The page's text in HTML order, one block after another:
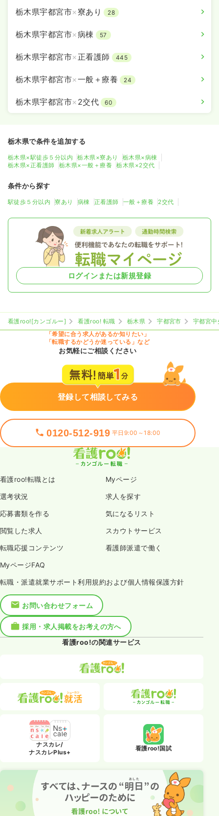
栃木県宇都宮市×寮あり 28
栃木県宇都宮市×病棟 57
栃木県宇都宮市× 正看護師 445
栃木県宇都宮市×一般＋療養 24
栃木県宇都宮市× 2交代 60
栃木県で条件を追加する
栃木県×駅徒歩５分以内 栃木県×寮あり
栃木県×病棟
栃木県×正看護師
栃木県×一般＋療養 栃木県×2交代
条件から探す
駅徒歩５分以内 寮あり 病棟 正看護師 一般＋療養 2交代
ログインまたは新規登録
看護roo![カンゴルー] 看護roo! 転職 栃木県 宇都宮市
宇都宮中
「希望に合う求人があるか知りたい」
「転職するかどうか迷っている」など
お気軽にご相談ください
登録して相談してみる
0120-512-919 平日9:00～18:00
看護roo!転職とは Myページ
選考状況 求人を探す
応募書類を作る 気になるリスト
閲覧した求人 スカウトサービス
転職応援コンテンツ 看護師派遣で働く
MyページFAQ
転職・派遣就業サポート利用規約および個人情報保護方針
お問い合わせフォーム
採用・求人掲載をお考えの方へ
看護roo!の関連サービス
ナスカレ/
ナスカレPlus+
看護roo!国試